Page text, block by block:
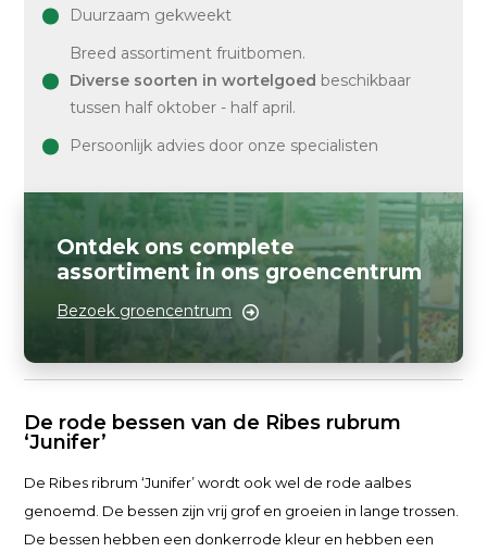
Duurzaam gekweekt
Breed assortiment fruitbomen.
Diverse soorten in wortelgoed beschikbaar
tussen half oktober - half april.
Persoonlijk advies door onze specialisten
Ontdek ons complete
assortiment in ons groencentrum
Bezoek groencentrum
De rode bessen van de Ribes rubrum
‘Junifer’
De Ribes ribrum ‘Junifer’ wordt ook wel de rode aalbes
genoemd. De bessen zijn vrij grof en groeien in lange trossen.
De bessen hebben een donkerrode kleur en hebben een